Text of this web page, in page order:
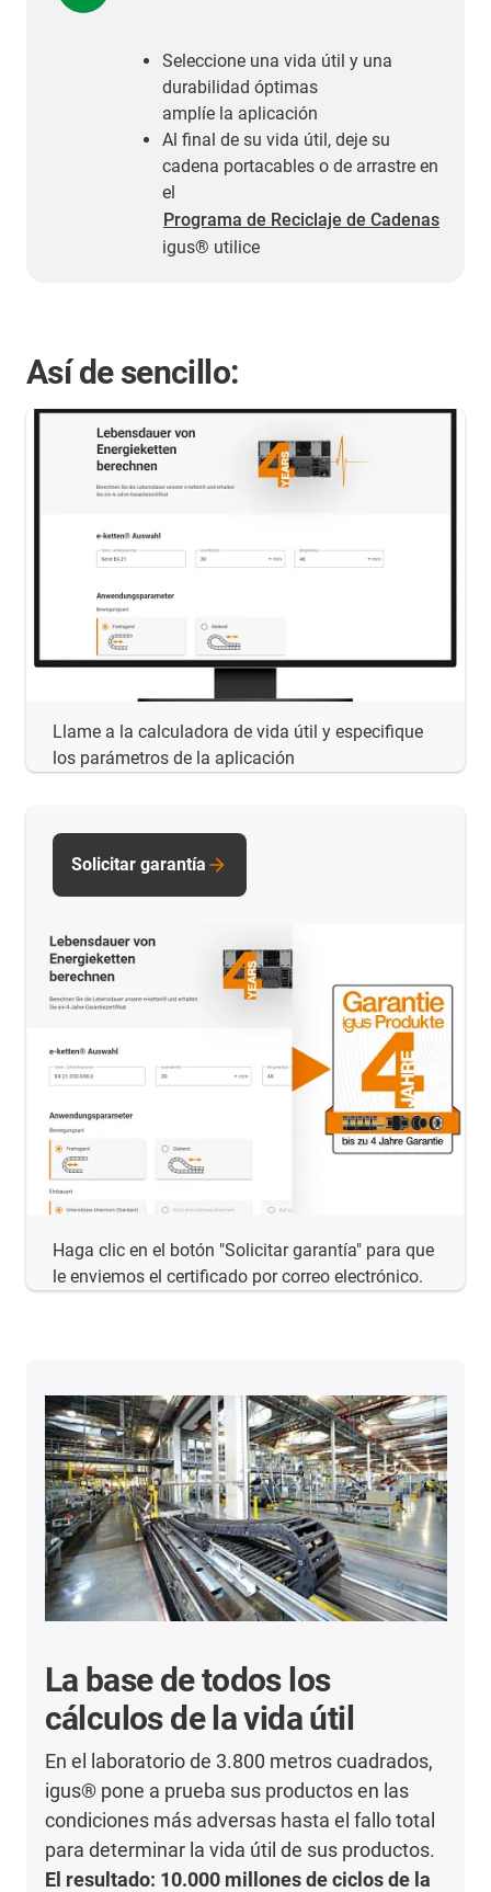
Seleccione una vida útil y una
durabilidad óptimas
amplíe la aplicación
Al final de su vida útil, deje su
cadena portacables o de arrastre en
el
Programa de Reciclaje de Cadenas
igus® utilice
Así de sencillo:
Llame a la calculadora de vida útil y especifique
los parámetros de la aplicación
Haga clic en el botón "Solicitar garantía" para que
le enviemos el certificado por correo electrónico.
Solicitar garantía
La base de todos los
cálculos de la vida útil
En el laboratorio de 3.800 metros cuadrados,
igus® pone a prueba sus productos en las
condiciones más adversas hasta el fallo total
para determinar la vida útil de sus productos.
El resultado: 10.000 millones de ciclos de la